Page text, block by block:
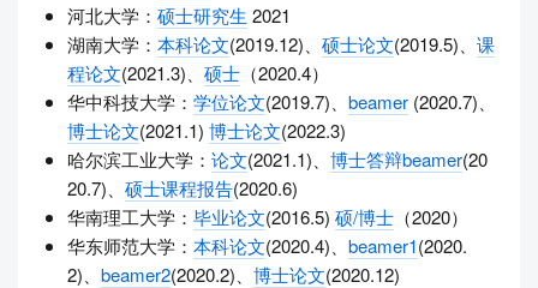
河北大学： 硕士研究生 2021
湖南大学： 本科论文(2019.12)、 硕士论文(2019.5)、 课
程论文(2021.3)、 硕士 （2020.4）
华中科技大学： 学位论文(2019.7)、 beamer (2020.7)、
博士论文(2021.1) 博士论文(2022.3)
哈尔滨工业大学： 论文(2021.1)、 博士答辩beamer(20
20.7)、 硕士课程报告(2020.6)
华南理工大学： 毕业论文(2016.5) 硕/博士 （2020）
华东师范大学： 本科论文(2020.4)、 beamer1(2020.
2)、 beamer2(2020.2)、 博士论文(2020.12)